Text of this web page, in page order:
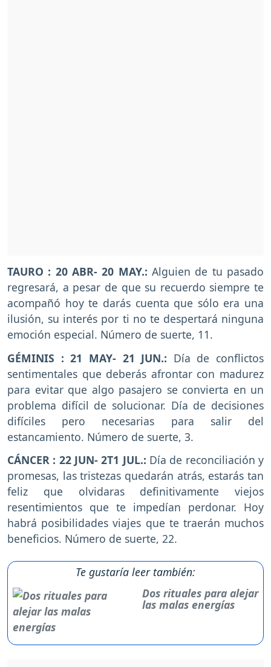
TAURO : 20 ABR- 20 MAY.: Alguien de tu pasado
regresará, a pesar de que su recuerdo siempre te
acompañó hoy te darás cuenta que sólo era una
ilusión, su interés por ti no te despertará ninguna
emoción especial. Número de suerte, 11.
GÉMINIS : 21 MAY- 21 JUN.: Día de conflictos
sentimentales que deberás afrontar con madurez
para evitar que algo pasajero se convierta en un
problema difícil de solucionar. Día de decisiones
difíciles pero necesarias para salir del
estancamiento. Número de suerte, 3.
CÁNCER : 22 JUN- 2T1 JUL.: Día de reconciliación y
promesas, las tristezas quedarán atrás, estarás tan
feliz que olvidaras definitivamente viejos
resentimientos que te impedían perdonar. Hoy
habrá posibilidades viajes que te traerán muchos
beneficios. Número de suerte, 22.
Te gustaría leer también:
Dos rituales para alejar
las malas energías